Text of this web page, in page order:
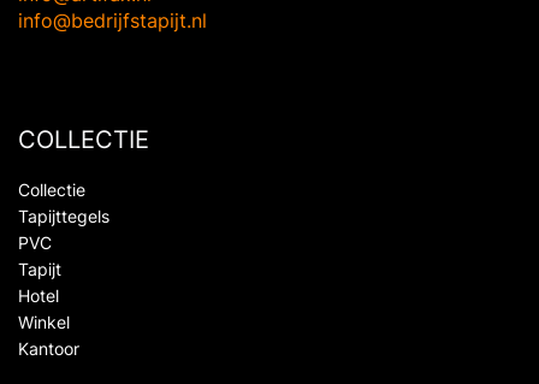
info@bedrijfstapijt.nl
COLLECTIE
Collectie
Tapijttegels
PVC
Tapijt
Hotel
Winkel
Kantoor